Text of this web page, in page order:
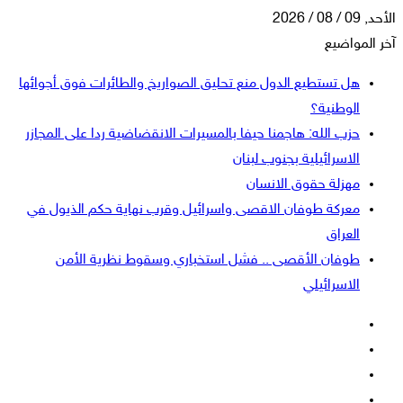
الأحد, 09 / 08 / 2026
آخر المواضيع
هل تستطيع الدول منع تحليق الصواريخ والطائرات فوق أجوائها
الوطنية؟
حزب الله: هاجمنا حيفا بالمسيرات الانقضاضية ردا على المجازر
الاسرائيلية بجنوب لبنان
مهزلة حقوق الانسان
معركة طوفان الاقصى واسرائيل وقرب نهاية حكم الذيول في
العراق
طوفان الأقصى .. فشل استخباري وسقوط نظرية الأمن
الاسرائيلي